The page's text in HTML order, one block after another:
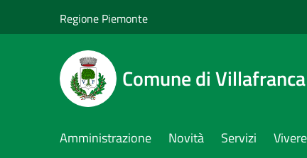
Regione Piemonte
Comune di
Amministrazione Novità Servizi